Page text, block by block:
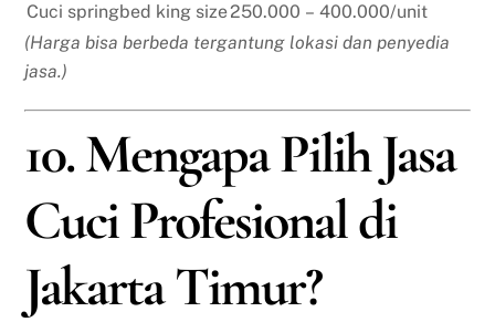
Cuci springbed king size250.000 – 400.000/unit
(Harga bisa berbeda tergantung lokasi dan penyedia
jasa.)
10. Mengapa Pilih Jasa
Cuci Profesional di
Jakarta Timur?